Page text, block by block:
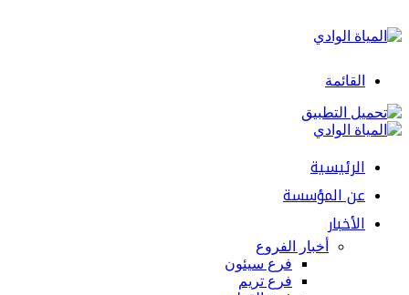
القائمة
الرئيسية
عن المؤسسة
الأخبار
أخبار الفروع
فرع سيئون
فرع تريم